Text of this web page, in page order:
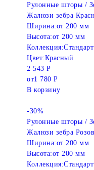
Рулонные шторы /
Жалюзи зебра
Ширина:от 200 мм
Высота:от 200 мм
Коллекция:Стандарт
Цвет:Красный
2 543 Р
от1 780 Р
В корзину
-30%
Рулонные шторы /
Жалюзи зебра
Ширина:от 200 мм
Высота:от 200 мм
Коллекция:Стандарт